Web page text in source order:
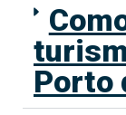
Porto